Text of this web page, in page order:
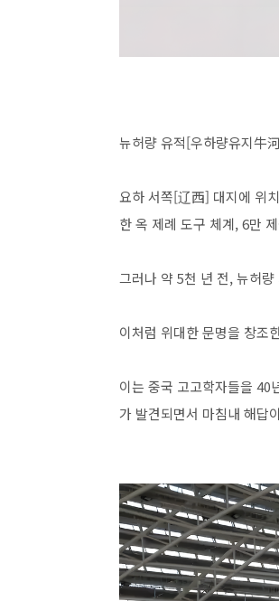
뉴허량 유적[우하량유지牛
요하 서쪽[辽西] 대지에 위
한 옥 제례 도구 체계, 6만
그러나 약 5천 년 전, 뉴허
이처럼 위대한 문명을 창조
이는 중국 고고학자들을
가 발견되면서 마침내 해답